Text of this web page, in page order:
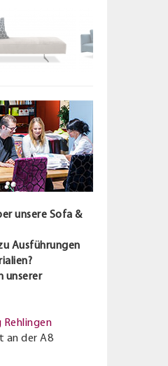
unsere Sofa &
Ausführungen
unserer
Rehlingen
an der A8